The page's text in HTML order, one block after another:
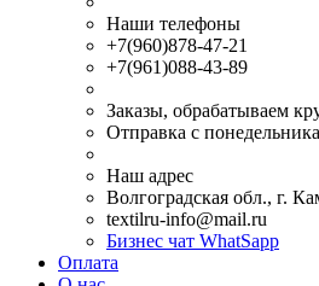
Наши телефоны
+7(960)878-47-21
+7(961)088-43-89
Заказы, обрабатываем
Отправка с
Наш адрес
Волгоградская обл., г.
textilru-info@mail.ru
Бизнес чат WhatSapp
Оплата